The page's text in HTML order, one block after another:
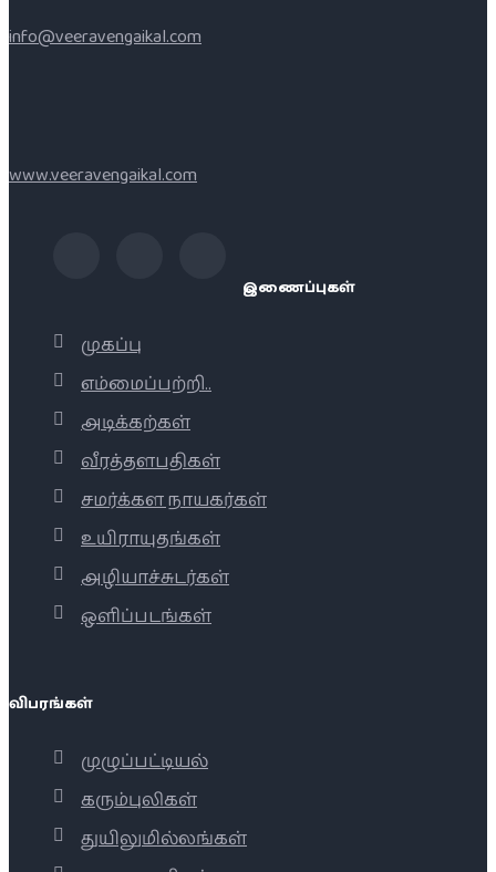
info@veeravengaikal.com
www.veeravengaikal.com
இணைப்புகள்
முகப்பு
எம்மைப்பற்றி..
அடிக்கற்கள்
வீரத்தளபதிகள்
சமர்க்கள நாயகர்கள்
உயிராயுதங்கள்
அழியாச்சுடர்கள்
ஒளிப்படங்கள்
விபரங்கள்
முழுப்பட்டியல்
கரும்புலிகள்
துயிலுமில்லங்கள்